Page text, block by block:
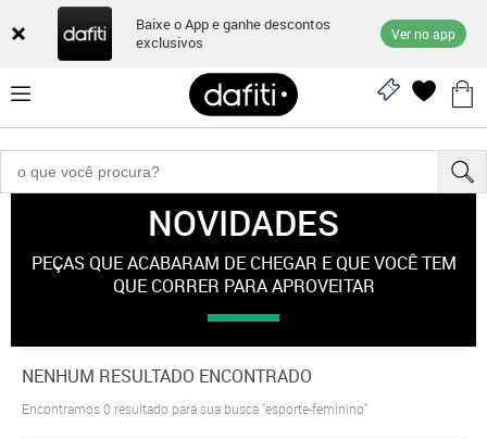
Baixe o App e ganhe descontos
exclusivos
Ver no app
"esporte-feminino"NOVIDADES
PEÇAS QUE ACABARAM DE CHEGAR E QUE VOCÊ TEM
QUE CORRER PARA APROVEITAR
NENHUM RESULTADO ENCONTRADO
Encontramos0 resultado para sua busca"esporte-feminino"